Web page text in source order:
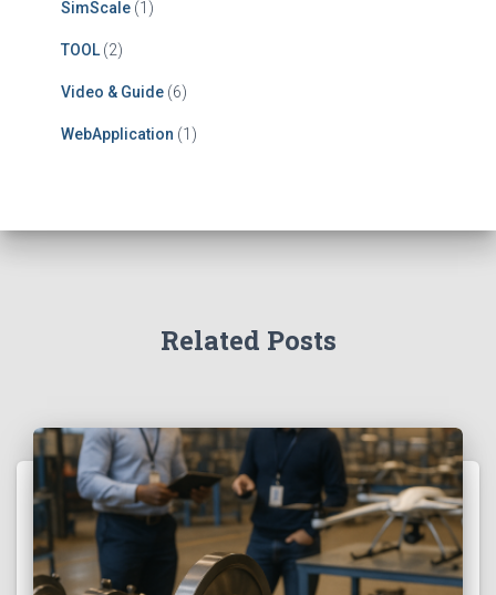
SimScale (1)
TOOL (2)
Video & Guide (6)
WebApplication (1)
Related Posts